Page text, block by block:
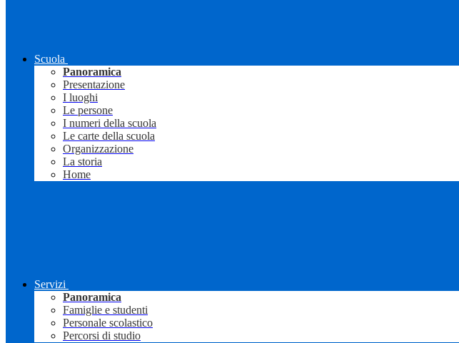
Scuola
Panoramica
Presentazione
I luoghi
Le persone
I numeri della scuola
Le carte della scuola
Organizzazione
La storia
Home
Servizi
Panoramica
Famiglie e studenti
Personale scolastico
Percorsi di studio